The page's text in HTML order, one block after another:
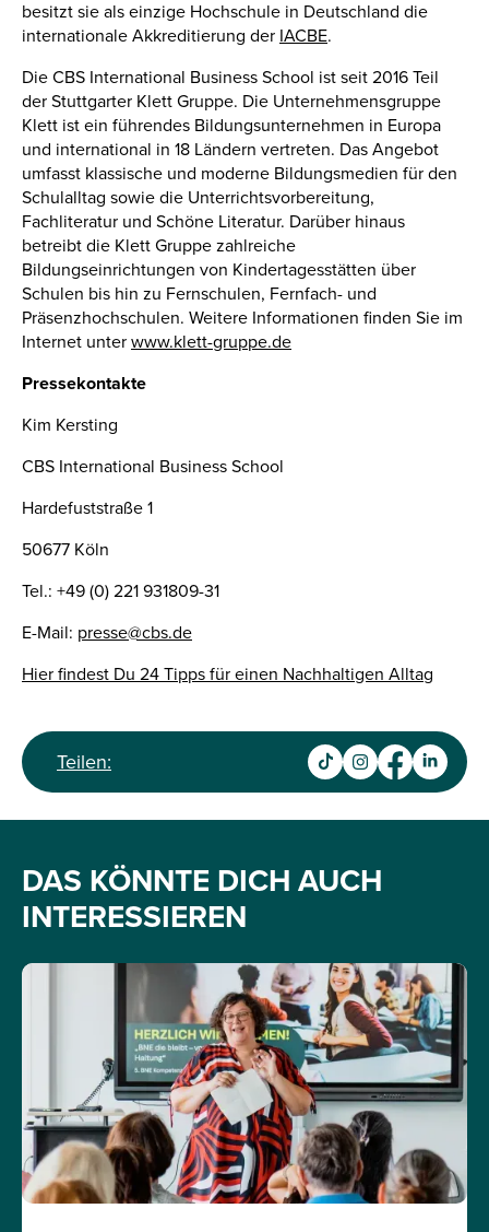
besitzt sie als einzige Hochschule in Deutschland die
internationale Akkreditierung der IACBE.
Die CBS International Business School ist seit 2016 Teil
der Stuttgarter Klett Gruppe. Die Unternehmensgruppe
Klett ist ein führendes Bildungsunternehmen in Europa
und international in 18 Ländern vertreten. Das Angebot
umfasst klassische und moderne Bildungsmedien für den
Schulalltag sowie die Unterrichtsvorbereitung,
Fachliteratur und Schöne Literatur. Darüber hinaus
betreibt die Klett Gruppe zahlreiche
Bildungseinrichtungen von Kindertagesstätten über
Schulen bis hin zu Fernschulen, Fernfach- und
Präsenzhochschulen. Weitere Informationen finden Sie im
Internet unter www.klett-gruppe.de
Pressekontakte
Kim Kersting
CBS International Business School
Hardefuststraße 1
50677 Köln
Tel.: +49 (0) 221 931809-31
E-Mail: presse@cbs.de
Hier findest Du 24 Tipps für einen Nachhaltigen Alltag
Teilen:
DAS KÖNNTE DICH AUCH
INTERESSIEREN